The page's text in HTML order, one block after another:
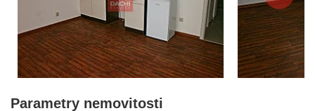
Parametry nemovitosti